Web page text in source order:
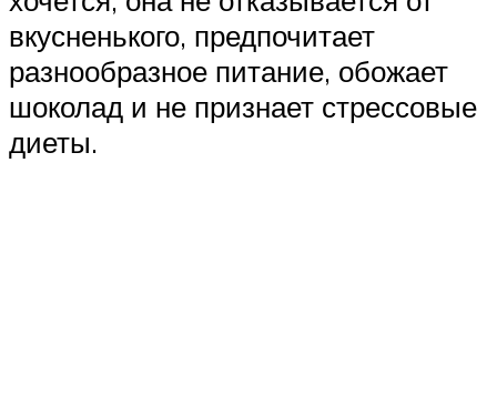
вкусненького, предпочитает
разнообразное питание, обожает
шоколад и не признает стрессовые
диеты.